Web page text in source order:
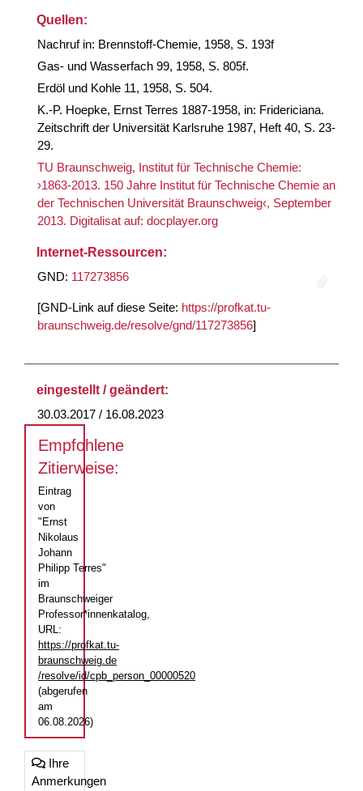
Quellen:
Nachruf in: Brennstoff-Chemie, 1958, S. 193f
Gas- und Wasserfach 99, 1958, S. 805f.
Erdöl und Kohle 11, 1958, S. 504.
K.-P. Hoepke, Ernst Terres 1887-1958, in: Fridericiana.
Zeitschrift der Universität Karlsruhe 1987, Heft 40, S. 23-
29.
TU Braunschweig, Institut für Technische Chemie:
›1863-2013. 150 Jahre Institut für Technische Chemie an
der Technischen Universität Braunschweig‹, September
2013. Digitalisat auf: docplayer.org
Internet-Ressourcen:
GND: 117273856
[GND-Link auf diese Seite: https://profkat.tu-
braunschweig.de/resolve/gnd/117273856]
eingestellt / geändert:
30.03.2017 / 16.08.2023
Empfohlene
Zitierweise:
Eintrag
von
"Ernst
Nikolaus
Johann
Philipp Terres"
im
Braunschweiger
Professor*innenkatalog,
URL:
https://profkat.tu-
braunschweig.de
/resolve/id/cpb_person_00000520
(abgerufen
am
06.08.2026)
Ihre
Anmerkungen